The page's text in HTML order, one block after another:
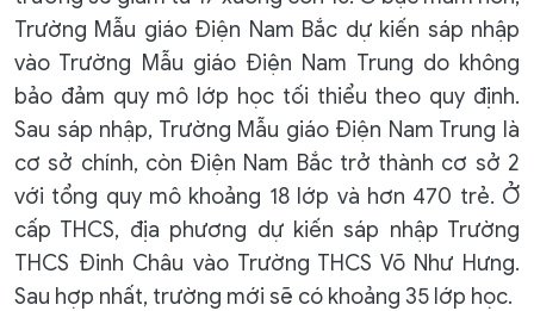
Trường Mẫu giáo Điện Nam Bắc dự kiến sáp nhập
vào Trường Mẫu giáo Điện Nam Trung do không
bảo đảm quy mô lớp học tối thiểu theo quy định.
Sau sáp nhập, Trường Mẫu giáo Điện Nam Trung là
cơ sở chính, còn Điện Nam Bắc trở thành cơ sở 2
với tổng quy mô khoảng 18 lớp và hơn 470 trẻ. Ở
cấp THCS, địa phương dự kiến sáp nhập Trường
THCS Đinh Châu vào Trường THCS Võ Như Hưng.
Sau hợp nhất, trường mới sẽ có khoảng 35 lớp học.